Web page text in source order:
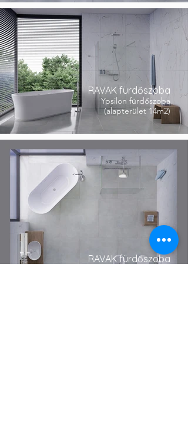
RAVAK fürdőszoba
Ypsilon fürdőszoba
(alapterület 14m2)
RAVAK fürdőszoba